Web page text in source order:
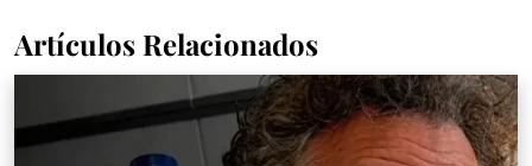
Artículos Relacionados